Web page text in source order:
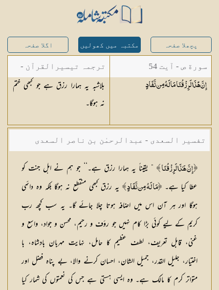
پچھلا صفحہ مکتبہ میں کھولیں اگلا صفحہ
سورة ص - آیت 54
إِنَّ هَٰذَا لَرِزْقُنَا مَا لَهُ مِننَّفَادٍ
ترجمہ تیسیرالقرآن -
مولانا عبد الرحمن
کیلانی
بلاشبہ یہ ہمارا رزق ہے جو کبھی ختم
نہ ہوگا۔
تفسیر السعدی - عبدالرحمٰن بن ناصر السعدی
﴿ إِنَّ هَـٰذَا لَرِزْقُنَا ﴾ ” یقیناً یہ ہمارا رزق ہے۔‘‘ جو ہم نے اہل جنت کو
عطا کیا ہے۔﴿مَا لَهُ مِن نَّفَادٍ ﴾ یہ رزق کبھی منقطع نہ ہوگا بلکہ وہ دائمی
ہوگا اور ہر آن اس میں اضافہ ہوتا چلا جائے گا۔ یہ سب کچھ رب
کریم کے لیے کوئی بڑا کام نہیں جو رؤف و رحیم، محسن و جواد، واسع و
غنی، قابل تعریف، لطف عظیم کا حامل، نہایت مہربان بادشاہ، با
اختیار، جلیل القدر، جمیل الشان، احسان کرنے والا، بے پناہ فضل اور
متواتر کرم کا مالک ہے۔ وہ ایسی ہستی ہے جس کی نعمتوں کی شمار کیا